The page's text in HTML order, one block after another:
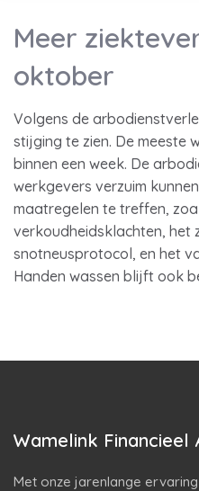
Meer
oktober
Volgens de
stijging te zien. De meeste
binnen een week. De
werkgevers verzuim
maatregelen te treffen,
verkoudheidsklachten, het
snotneusprotocol, en het
Handen wassen blijft ook
Wamelink Financieel
Met onze jarenlange